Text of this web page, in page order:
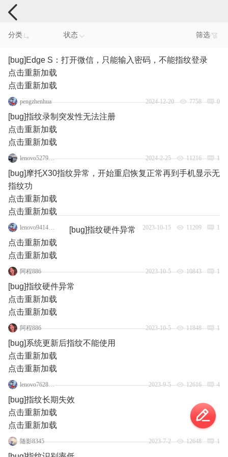
手机反馈
分类 状态 筛选
[bug]Edge S：打开微信，只能输入密码，不能指纹登录
点击重新加载
点击重新加载
pengzhenhua 2024-12-20 7758 0
[bug]指纹录制突发性无法注册
点击重新加载
点击重新加载
lenovo52797634 2024-2-25 11216 1
[bug]摩托X30指纹异常，开始重启恢复正常再到手机显示无
指纹功
点击重新加载
点击重新加载
lenovo94142500 2023-10-15 11209 1
[bug]指纹硬件异常
点击重新加载
点击重新加载
阿程886 2023-10-5 10843 1
[bug]指纹硬件异常
点击重新加载
点击重新加载
阿程886 2023-10-5 11848 1
[bug]系统更新后指纹不能使用
点击重新加载
点击重新加载
lenovo76284453 2023-9-5 12616 4
[bug]指纹长期失效
点击重新加载
点击重新加载
随影8345 2023-7-2 12648 1